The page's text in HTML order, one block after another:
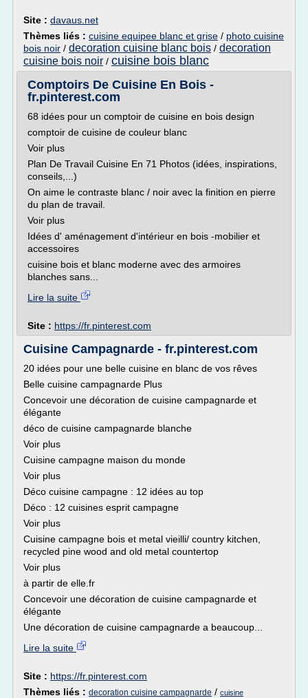
Site : davaus.net
Thèmes liés : cuisine equipee blanc et grise / photo cuisine
bois noir / decoration cuisine blanc bois / decoration
cuisine bois noir / cuisine bois blanc
Comptoirs De Cuisine En Bois -
fr.pinterest.com
68 idées pour un comptoir de cuisine en bois design
comptoir de cuisine de couleur blanc
Voir plus
Plan De Travail Cuisine En 71 Photos (idées, inspirations,
conseils,...)
On aime le contraste blanc / noir avec la finition en pierre
du plan de travail.
Voir plus
Idées d' aménagement d'intérieur en bois -mobilier et
accessoires
cuisine bois et blanc moderne avec des armoires
blanches sans...
Lire la suite
Site : https://fr.pinterest.com
Cuisine Campagnarde - fr.pinterest.com
20 idées pour une belle cuisine en blanc de vos rêves
Belle cuisine campagnarde Plus
Concevoir une décoration de cuisine campagnarde et
élégante
déco de cuisine campagnarde blanche
Voir plus
Cuisine campagne maison du monde
Voir plus
Déco cuisine campagne : 12 idées au top
Déco : 12 cuisines esprit campagne
Voir plus
Cuisine campagne bois et metal vieilli/ country kitchen,
recycled pine wood and old metal countertop
Voir plus
à partir de elle.fr
Concevoir une décoration de cuisine campagnarde et
élégante
Une décoration de cuisine campagnarde a beaucoup...
Lire la suite
Site : https://fr.pinterest.com
Thèmes liés : decoration cuisine campagnarde / cuisine